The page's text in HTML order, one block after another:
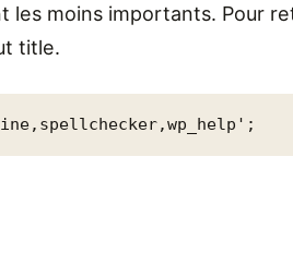
les moins importants. Pour
title.